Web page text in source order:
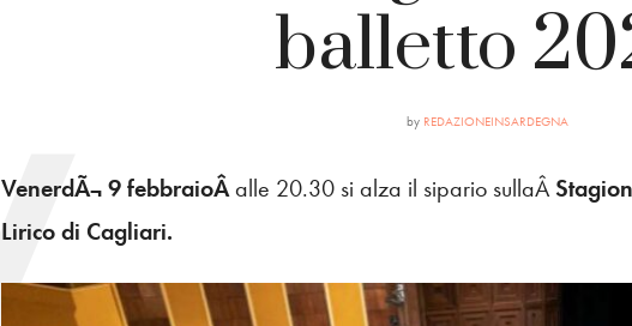
balletto
by REDAZIONEINSARDEGNA
VenerdÃ¬ 9 febbraioÂalle 20.30 si alza il sipario sullaÂ
Lirico di Cagliari.